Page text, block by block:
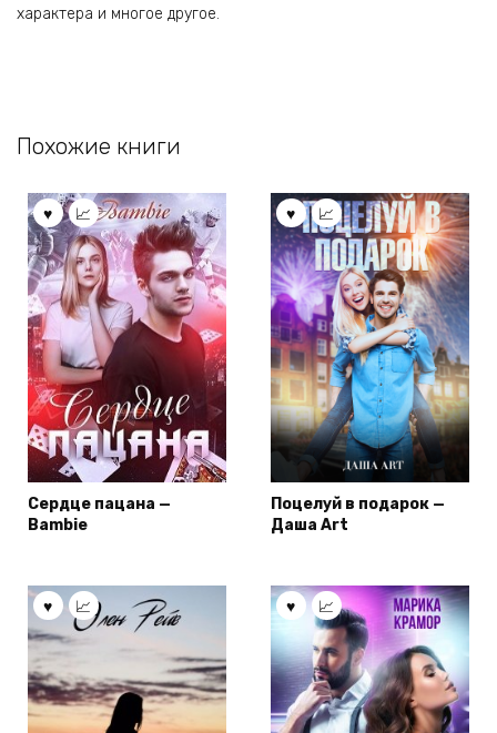
характера и многое другое.
Похожие книги
Сердце пацана —
Bambie
Поцелуй в подарок —
Даша Art